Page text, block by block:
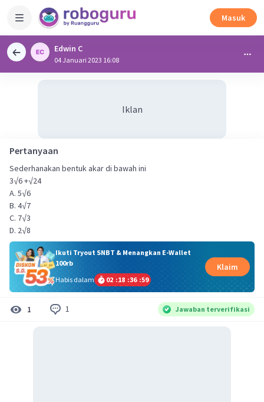
Masuk
Edwin C
04 Januari 2023 16:08
Iklan
Pertanyaan
Sederhanakan bentuk akar di bawah ini
3√6 +√24
A. 5√6
B. 4√7
C. 7√3
D. 2√8
Ikuti Tryout SNBT & Menangkan E-Wallet
100rb
Habis dalam
02 :18 :36 :59
Klaim
1 1 Jawaban terverifikasi